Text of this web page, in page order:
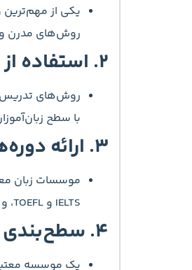
یکی از مهم‌ترین
روش‌های مدرن و
۲. استفاده
روش‌های تدریس
با سطح
۳. ارائه
موسسات زبان
IELTS و TOEFL، و دوره‌های تخصصی برای نیازهای خاص مانند زبان تجاری. این تنوع دوره‌ها به زبان‌آموزان کمک می‌کند تا دوره‌ای متناسب با نیاز خود انتخاب کنند.
۴. سطح‌بندی
یک موسسه معتبر